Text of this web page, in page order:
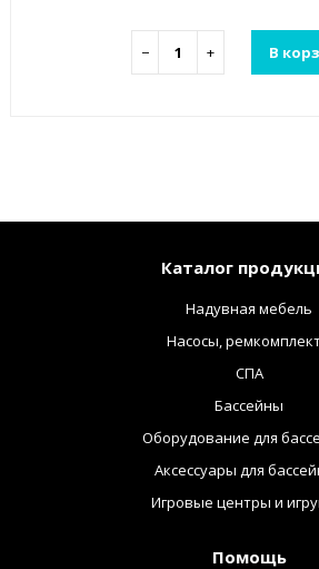
− + В
Каталог
Надувная мебель
Насосы,
СПА
Бассейны
Оборудование для
Аксессуары для
Игровые центры и
Помощь